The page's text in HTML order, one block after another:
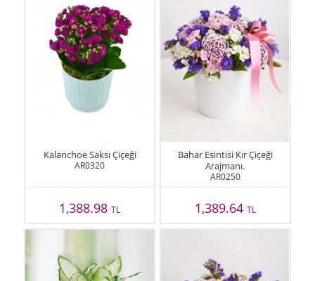
Kalanchoe Saksı Çiçeği
AR0320
1,388.98TL
Bahar Esintisi Kır Çiçeği
Arajmanı.
AR0250
1,389.64 TL